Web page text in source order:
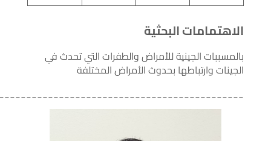
الاهتمامات البحثية
بالمسببات الجينية للأمراض والطفرات التي تحدث في
الجينات وارتباطها بحدوث الأمراض المختلفة